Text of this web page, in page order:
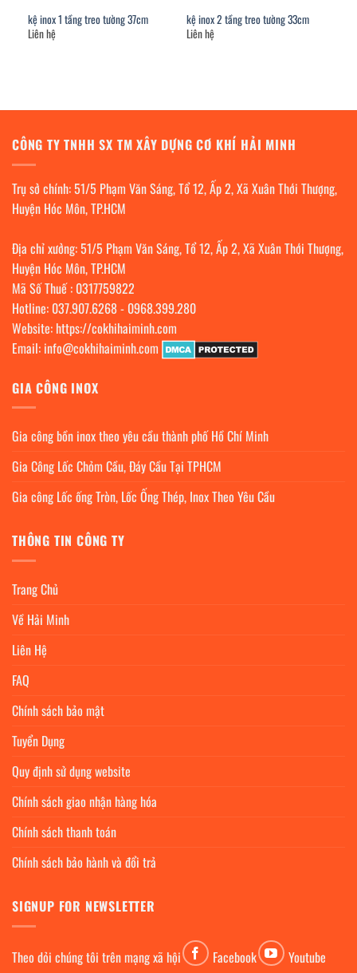
kệ inox 1 tầng treo tường 37cm
Liên hệ
kệ inox 2 tầng treo tường 33cm
Liên hệ
CÔNG TY TNHH SX TM XÂY DỰNG CƠ KHÍ HẢI MINH
Trụ sở chính: 51/5 Phạm Văn Sáng, Tổ 12, Ấp 2, Xã Xuân Thới Thượng,
Huyện Hóc Môn, TP.HCM
Địa chỉ xưởng: 51/5 Phạm Văn Sáng, Tổ 12, Ấp 2, Xã Xuân Thới Thượng,
Huyện Hóc Môn, TP.HCM
Mã Số Thuế : 0317759822
Hotline: 037.907.6268- 0968.399.280
Website: https://cokhihaiminh.com
Email: info@cokhihaiminh.com
GIA CÔNG INOX
Gia công bồn inox theo yêu cầu thành phố Hồ Chí Minh
Gia Công Lốc Chỏm Cầu, Đáy Cầu Tại TPHCM
Gia công Lốc ống Tròn, Lốc Ống Thép, Inox Theo Yêu Cầu
THÔNG TIN CÔNG TY
Trang Chủ
Về Hải Minh
Liên Hệ
FAQ
Chính sách bảo mật
Tuyển Dụng
Quy định sử dụng website
Chính sách giao nhận hàng hóa
Chính sách thanh toán
Chính sách bảo hành và đổi trả
SIGNUP FOR NEWSLETTER
Theo dỏi chúng tôi trên mạng xã hội Facebook Youtube